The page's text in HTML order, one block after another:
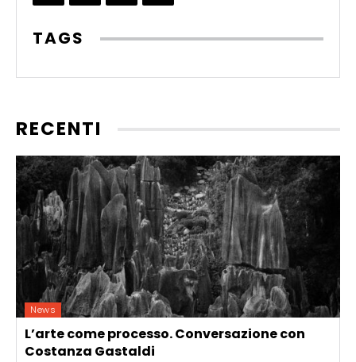
TAGS
RECENTI
News
L’arte come processo. Conversazione con
Costanza Gastaldi